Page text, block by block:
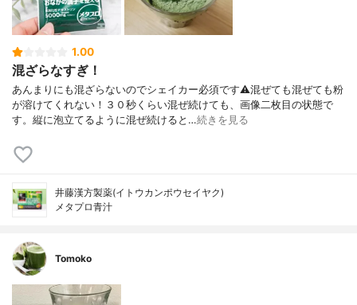
1.00
混ざらなすぎ！
あんまりにも混ざらないのでシェイカー必須です⚠混ぜても混ぜても粉
が溶けてくれない！３０秒くらい混ぜ続けても、画像二枚目の状態で
す。縦に泡立てるように混ぜ続けると…続きを見る
井藤漢方製薬(イトウカンポウセイヤク)
メタプロ青汁
Tomoko